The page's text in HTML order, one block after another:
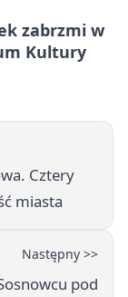
zabrzmi w
Kultury
Cztery
miasta
Następny >>
pod